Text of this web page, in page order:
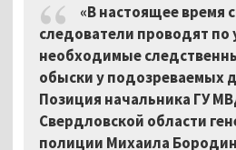
«В настоящее время
следователи проводят по
необходимые
обыски у подозреваемых
Позиция начальника ГУ
Свердловской области
полиции Михаила